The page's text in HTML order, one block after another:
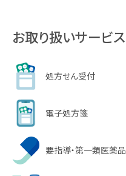
お取り扱いサービス
処方せん受付
電子処方箋
要指導・第一類医薬品